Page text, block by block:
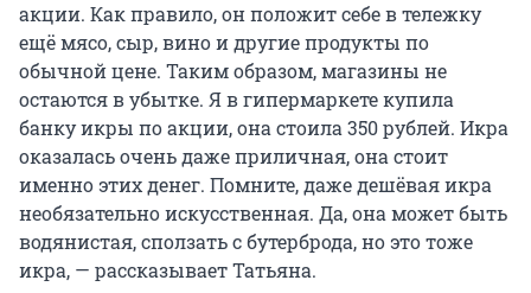
акции. Как правило, он положит себе в тележку
ещё мясо, сыр, вино и другие продукты по
обычной цене. Таким образом, магазины не
остаются в убытке. Я в гипермаркете купила
банку икры по акции, она стоила 350 рублей. Икра
оказалась очень даже приличная, она стоит
именно этих денег. Помните, даже дешёвая икра
необязательно искусственная. Да, она может быть
водянистая, сползать с бутерброда, но это тоже
икра, — рассказывает Татьяна.